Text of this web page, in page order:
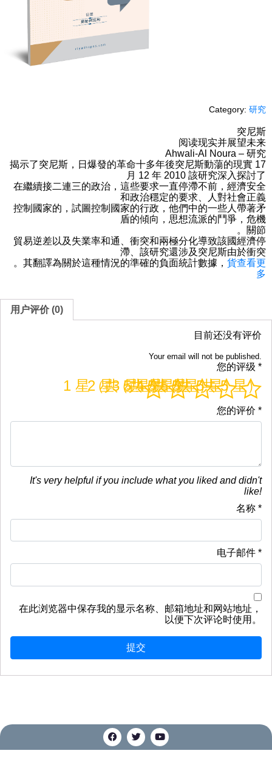
Category: 研究
突尼斯
阅读现实并展望未来
Ahwali-Al Noura – 研究
揭示了突尼斯，日爆發的革命十多年後突尼斯動蕩的現實 17
月 12 年 2010 該研究深入探討了
在繼續接二連三的政治，這些要求一直停滯不前，經濟安全
和政治穩定的要求、人對社會正義
控制國家的，試圖控制國家的行政，他們中的一些人帶著矛
盾的傾向，思想流派的鬥爭，危機
。關節
貿易逆差以及失業率和通、衝突和兩極分化導致該國經濟停
滯、該研究還涉及突尼斯由於衝突
。其翻譯為關於這種情況的準確的負面統計數據， 貨查看更
多
用户评价 (0)
目前还没有评价
Your email will not be published.
您的评级 *
1 星（共 5 星）
2 星（共 5 星）
3 星（共 5 星）
4 星（共 5 星）
5 星（共 5 星）
您的评价 *
It's very helpful if you include what you liked and didn't
like!
名称 *
电子邮件 *
在此浏览器中保存我的显示名称、邮箱地址和网站地址，
以便下次评论时使用。